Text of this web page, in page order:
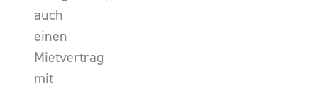
auch
einen
Mietvertrag
mit